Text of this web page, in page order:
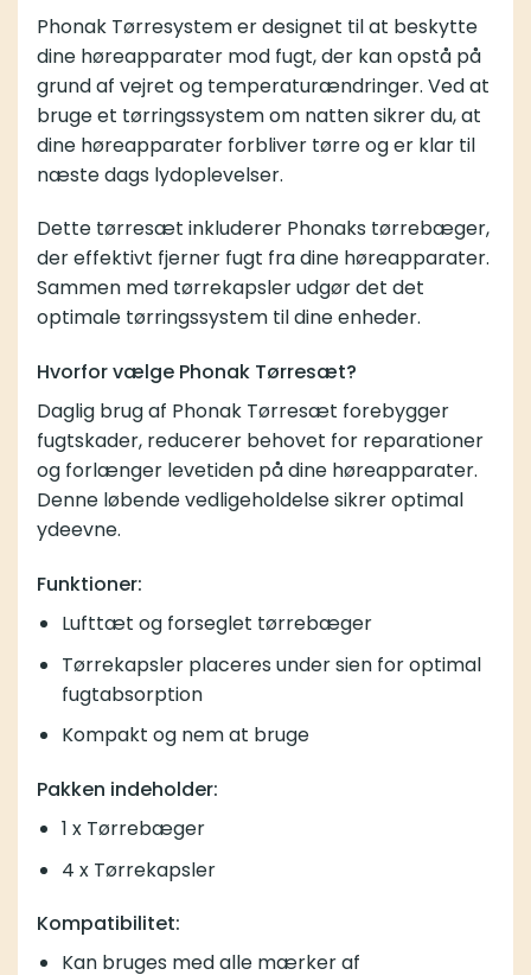
Phonak Tørresystem er designet til at beskytte
dine høreapparater mod fugt, der kan opstå på
grund af vejret og temperaturændringer. Ved at
bruge et tørringssystem om natten sikrer du, at
dine høreapparater forbliver tørre og er klar til
næste dags lydoplevelser.
Dette tørresæt inkluderer Phonaks tørrebæger,
der effektivt fjerner fugt fra dine høreapparater.
Sammen med tørrekapslerudgør det det
optimale tørringssystem til dine enheder.
Hvorfor vælge Phonak Tørresæt?
Daglig brug af Phonak Tørresæt forebygger
fugtskader, reducerer behovet for reparationer
og forlænger levetiden på dine høreapparater.
Denne løbende vedligeholdelse sikrer optimal
ydeevne.
Funktioner:
Lufttæt og forseglet tørrebæger
Tørrekapsler placeres under sien for optimal
fugtabsorption
Kompakt og nem at bruge
Pakken indeholder:
1 x Tørrebæger
4 x Tørrekapsler
Kompatibilitet:
Kan bruges med alle mærker af